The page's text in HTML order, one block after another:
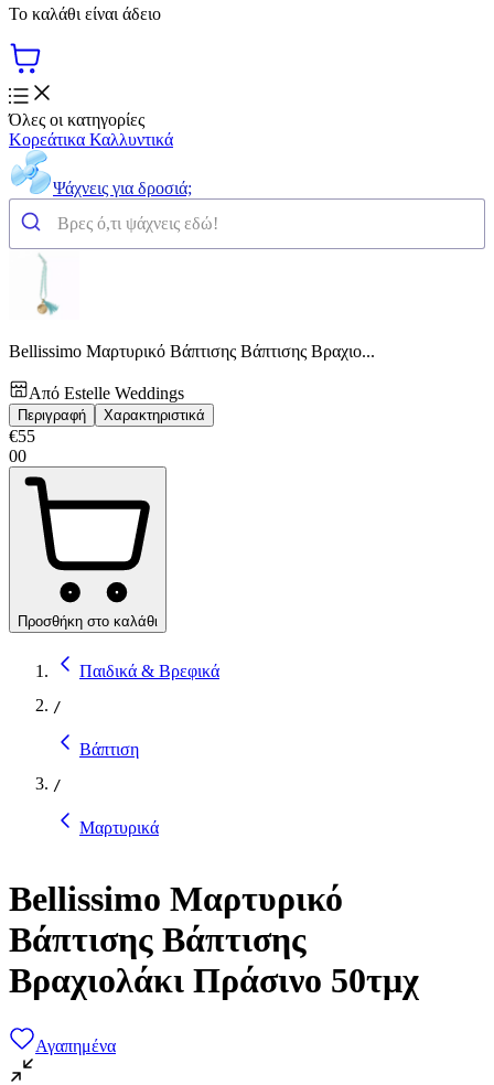
Το καλάθι είναι άδειο
Όλες οι κατηγορίες
Κορεάτικα Καλλυντικά
Ψάχνεις για δροσιά;
Bellissimo Μαρτυρικό Βάπτισης Βάπτισης Βραχιο...
Από Estelle Weddings
Περιγραφή Χαρακτηριστικά
€55
00
Προσθήκη στο καλάθι
Παιδικά & Βρεφικά
/
Βάπτιση
/
Μαρτυρικά
Bellissimo Μαρτυρικό
Βάπτισης Βάπτισης
Βραχιολάκι Πράσινο 50τμχ
Αγαπημένα